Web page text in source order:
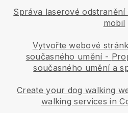
Správa laserové
mobil
Vytvořte webové
současného umění-
současného umění a
Create your dog walking
walking services in